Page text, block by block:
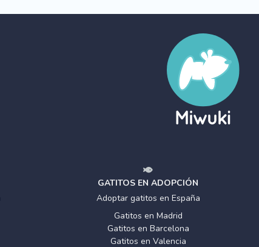
GATITOS EN ADOPCIÓN
Adoptar gatitos en España
Gatitos en Madrid
Gatitos en Barcelona
Gatitos en Valencia